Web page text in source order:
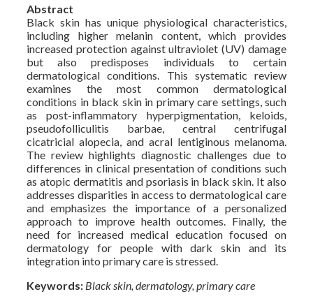
Abstract
Black skin has unique physiological characteristics,
including higher melanin content, which provides
increased protection against ultraviolet (UV) damage
but also predisposes individuals to certain
dermatological conditions. This systematic review
examines the most common dermatological
conditions in black skin in primary care settings, such
as post-inflammatory hyperpigmentation, keloids,
pseudofolliculitis barbae, central centrifugal
cicatricial alopecia, and acral lentiginous melanoma.
The review highlights diagnostic challenges due to
differences in clinical presentation of conditions such
as atopic dermatitis and psoriasis in black skin. It also
addresses disparities in access to dermatological care
and emphasizes the importance of a personalized
approach to improve health outcomes. Finally, the
need for increased medical education focused on
dermatology for people with dark skin and its
integration into primary care is stressed.
Keywords: Black skin, dermatology, primary care